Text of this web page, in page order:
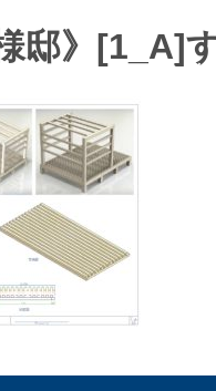
ホーム
邸》[1_A]